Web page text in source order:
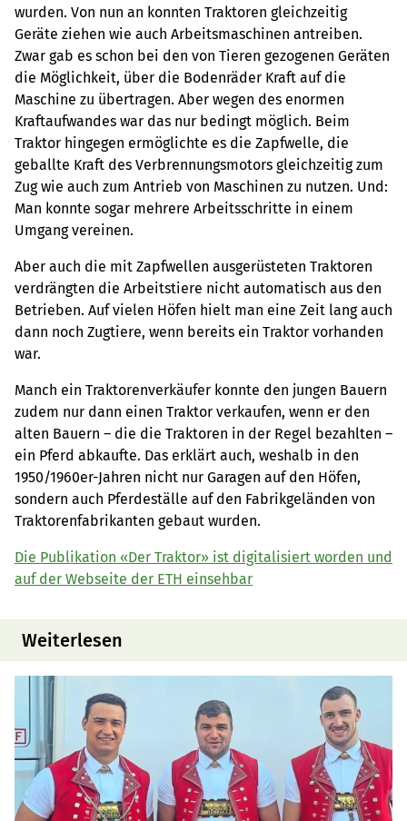
wurden. Von nun an konnten Traktoren gleichzeitig
Geräte ziehen wie auch Arbeitsmaschinen antreiben.
Zwar gab es schon bei den von Tieren gezogenen Geräten
die Möglichkeit, über die Bodenräder Kraft auf die
Maschine zu übertragen. Aber wegen des enormen
Kraftaufwandes war das nur bedingt möglich. Beim
Traktor hingegen ermöglichte es die Zapfwelle, die
geballte Kraft des Verbrennungsmotors gleichzeitig zum
Zug wie auch zum Antrieb von Maschinen zu nutzen. Und:
Man konnte sogar mehrere Arbeitsschritte in einem
Umgang vereinen.
Aber auch die mit Zapfwellen ausgerüsteten Traktoren
verdrängten die Arbeitstiere nicht automatisch aus den
Betrieben. Auf vielen Höfen hielt man eine Zeit lang auch
dann noch Zugtiere, wenn bereits ein Traktor vorhanden
war.
Manch ein Traktorenverkäufer konnte den jungen Bauern
zudem nur dann einen Traktor verkaufen, wenn er den
alten Bauern – die die Traktoren in der Regel bezahlten –
ein Pferd abkaufte. Das erklärt auch, weshalb in den
1950/1960er-Jahren nicht nur Garagen auf den Höfen,
sondern auch Pferdeställe auf den Fabrikgeländen von
Traktorenfabrikanten gebaut wurden.
Die Publikation «Der Traktor» ist digitalisiert worden und
auf der Webseite der ETH einsehbar
Weiterlesen